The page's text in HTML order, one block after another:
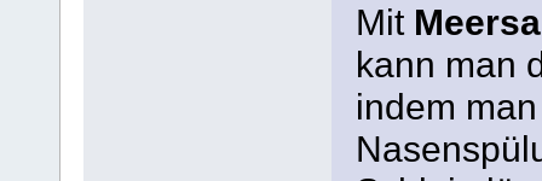
Mit
kann man
indem